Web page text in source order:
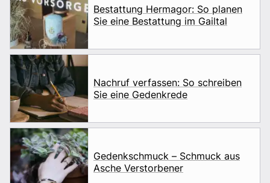
Bestattung Hermagor: So planen
Sie eine Bestattung im Gailtal
Nachruf verfassen: So schreiben
Sie eine Gedenkrede
Gedenkschmuck – Schmuck aus
Asche Verstorbener